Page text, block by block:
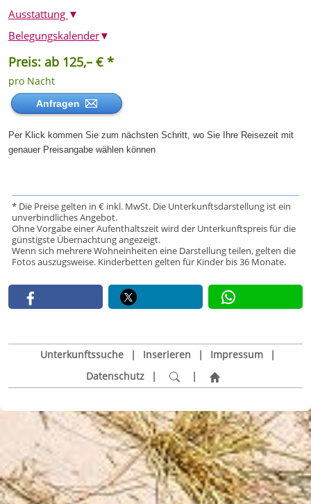
Ausstattung ▼
Preis: ab 125,– € *
pro Nacht
Anfragen
Per Klick kommen Sie zum nächsten Schritt, wo Sie Ihre Reisezeit mit
genauer Preisangabe wählen können
Belegungskalender▼
* Die Preise gelten in € inkl. MwSt. Die Unterkunftsdarstellung ist ein
unverbindliches Angebot.
Ohne Vorgabe einer Aufenthaltszeit wird der Unterkunftspreis für die
günstigste Übernachtung angezeigt.
Wenn sich mehrere Wohneinheiten eine Darstellung teilen, gelten die
Fotos auszugsweise. Kinderbetten gelten für Kinder bis 36 Monate.
Unterkunftssuche | Inserieren | Impressum
|
Datenschutz
| |